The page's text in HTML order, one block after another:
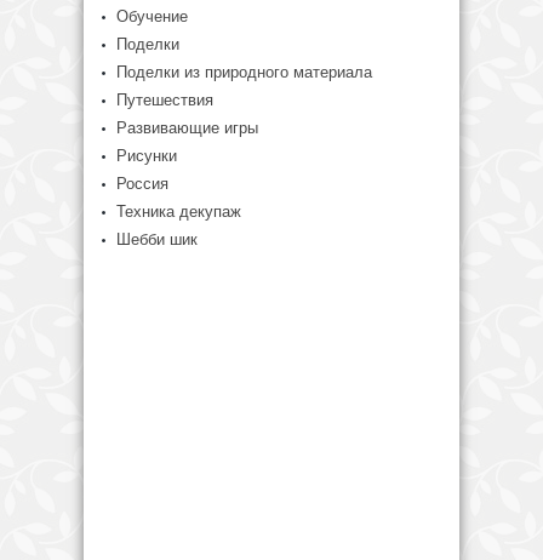
Обучение
Поделки
Поделки из природного материала
Путешествия
Развивающие игры
Рисунки
Россия
Техника декупаж
Шебби шик